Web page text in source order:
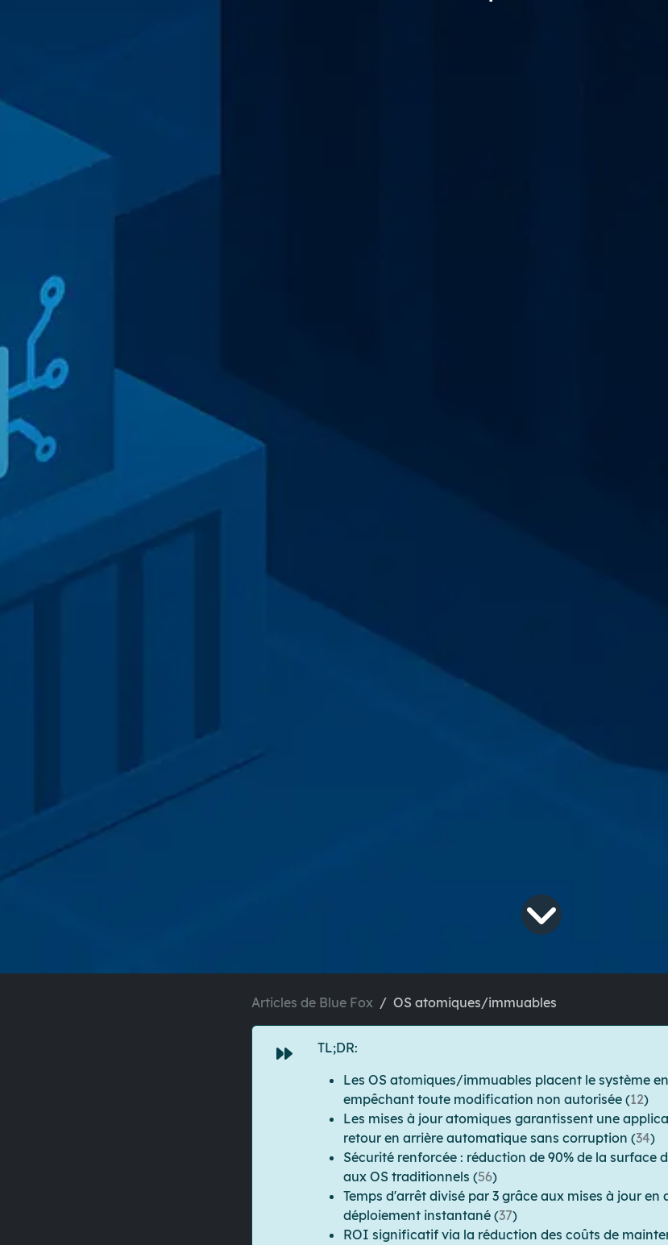
Articles de Blue Fox OS atomiques/immuables
TL;DR:
Les OS atomiques/immuables placent le système
empêchant toute modification non autorisée (12)
Les mises à jour atomiques garantissent une
retour en arrière automatique sans corruption (34)
Sécurité renforcée : réduction de 90% de la surface
aux OS traditionnels (56)
Temps d'arrêt divisé par 3 grâce aux mises à jour en
déploiement instantané (37)
ROI significatif via la réduction des coûts de